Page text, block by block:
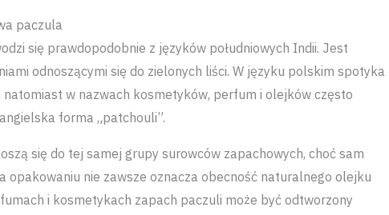
paczula
się prawdopodobnie z języków południowych Indii. Jest
odnoszącymi się do zielonych liści. W języku polskim spotyka
natomiast w nazwach kosmetyków, perfum i olejków często
forma „patchouli”.
się do tej samej grupy surowców zapachowych, choć sam
opakowaniu nie zawsze oznacza obecność naturalnego olejku
i kosmetykach zapach paczuli może być odtworzony